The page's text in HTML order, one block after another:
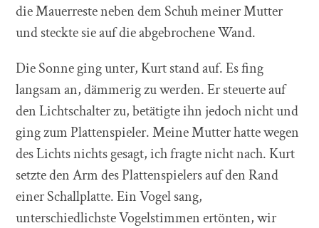
die Mauerreste neben dem Schuh meiner Mutter
und steckte sie auf die abgebrochene Wand.
Die Sonne ging unter, Kurt stand auf. Es fing
langsam an, dämmerig zu werden. Er steuerte auf
den Lichtschalter zu, betätigte ihn jedoch nicht und
ging zum Plattenspieler. Meine Mutter hatte wegen
des Lichts nichts gesagt, ich fragte nicht nach. Kurt
setzte den Arm des Plattenspielers auf den Rand
einer Schallplatte. Ein Vogel sang,
unterschiedlichste Vogelstimmen ertönten, wir